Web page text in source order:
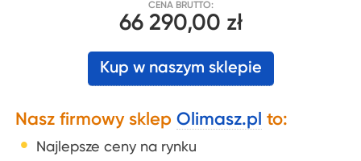
CENA BRUTTO:
66 290,00 zł
Kup w naszym sklepie
Nasz firmowy sklep Olimasz.pl to:
Najlepsze ceny na rynku